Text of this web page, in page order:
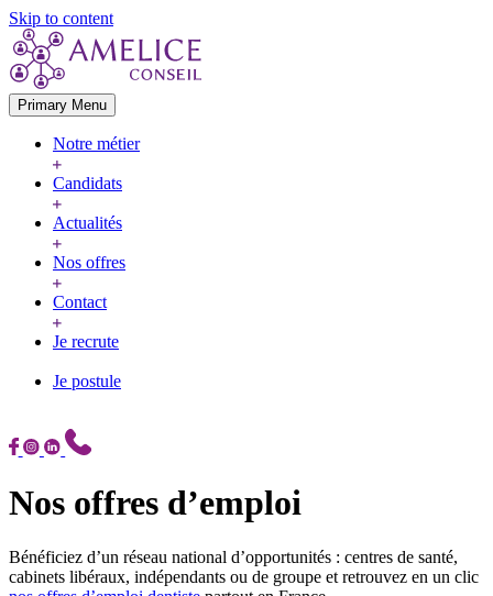
Skip to content
Primary Menu
Notre métier
Candidats
Actualités
Nos offres
Contact
Je recrute
Je postule
Nos offres d’emploi
Bénéficiez d’un réseau national d’opportunités : centres de santé,
cabinets libéraux, indépendants ou de groupe et retrouvez en un clic